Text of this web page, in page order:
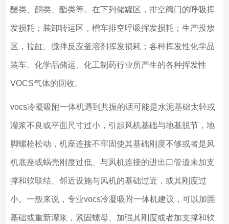
醚类、酮类、酯类等。在下列储罐区，排空阀门的呼吸挥
发损耗；装卸转运区，槽车排空呼吸挥发损耗；生产投放
区，拉缸、搅拌反应釜溶剂挥发损耗；各种挥发性化学品
装车、化学品储运、化工制药行业所产生的各种挥发性
VOCS气体的回收。
vocs冷凝吸附一体机遇到共振的话可能是水泥基础太轻或
灌浆不良或平面尺寸过小，引起风机基础与地基脱节，地
脚螺栓松动，机座连接不牢固使其基础刚度不够或者是风
机底座或蜗壳刚度过低、与风机连接的进出口管道未加支
撑和软联结、邻近设施与风机的基础过近，或其刚度过
小。一般来说，专业vocs冷凝吸附一体机建议，可以加固
基础或重新灌浆，紧固螺母、加强其刚度或者加支撑和软